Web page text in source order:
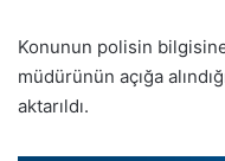
Konunun polisin
müdürünün açığa
aktarıldı.